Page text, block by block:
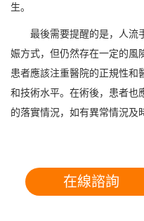
生。
最後需要提醒的是，人流
娠方式，但仍然存在一定的風
患者應該注重醫院的正規性和
和技術水平。在術後，患者也
的落實情況，如有異常情況及
在線諮詢